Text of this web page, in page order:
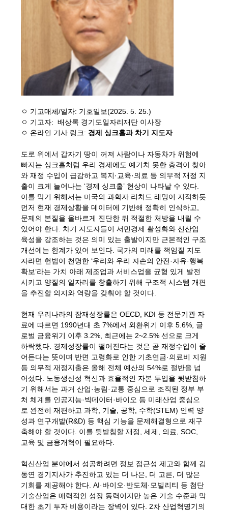
ㅇ 기고매체/일자: 기호일보(2025. 5. 25.)
ㅇ 기고자: 배상록 경기도일자리재단 이사장
ㅇ 온라인 기사 링크: 경제 싱크홀과 차기 지도자
도로 위에서 갑자기 땅이 꺼져 사람이나 자동차가 위험에
빠지는 싱크홀처럼 우리 경제에도 예기치 못한 충격이 찾아
와 재정 수입이 급감하고 복지·교육·의료 등 의무적 재정 지
출이 크게 늘어나는 ‘경제 싱크홀’ 현상이 나타날 수 있다.
이를 막기 위해서는 미국의 과학자 리처드 래밍이 지적하듯
먼저 현재 경제상황을 데이터에 기반해 정확히 인식하고,
문제의 본질을 올바르게 진단한 뒤 적절한 처방을 내릴 수
있어야 한다. 차기 지도자들이 서민경제 활성화와 신산업
육성을 강조하는 것은 의미 있는 출발이지만 근본적인 구조
개선에는 한계가 있어 보인다. 국가의 미래를 책임질 지도
자라면 헌법이 천명한 ‘우리와 우리 자손의 안전·자유·행복
확보’라는 가치 아래 제조업과 서비스업을 균형 있게 발전
시키고 양질의 일자리를 창출하기 위해 구조적 시스템 개편
을 추진할 의지와 역량을 갖춰야 할 것이다.
현재 우리나라의 잠재성장률은 OECD, KDI 등 전문기관 자
료에 따르면 1990년대 초 7%에서 외환위기 이후 5.6%, 글
로벌 금융위기 이후 3.2%, 최근에는 2~2.5% 선으로 크게
하락했다. 경제성장률이 떨어진다는 것은 곧 재정수입이 줄
어든다는 뜻이며 반면 고령화로 인한 기초연금·의료비 지원
등 의무적 재정지출은 올해 전체 예산의 54%로 절반을 넘
어섰다. 노동생산성 혁신과 효율적인 자본 투입을 뒷받침하
기 위해서는 과거 산업·농림·교통 중심으로 조직된 정부 부
처 체계를 인공지능·빅데이터·바이오 등 미래산업 중심으
로 완전히 재편하고 과학, 기술, 공학, 수학(STEM) 인력 양
성과 연구개발(R&D) 등 핵심 기능을 문제해결형으로 재구
축해야 할 것이다. 이를 뒷받침할 재정, 세제, 의료, SOC,
교육 및 금융개혁이 필요하다.
혁신산업 분야에서 성공하려면 정보 접근성 제고와 함께 김
동연 경기지사가 추진하고 있는 더 나은, 더 고른, 더 많은
기회를 제공해야 한다. AI·바이오·반도체·모빌리티 등 첨단
기술산업은 매력적인 성장 동력이지만 높은 기술 수준과 막
대한 초기 투자 비용이라는 장벽이 있다. 2차 산업혁명기의